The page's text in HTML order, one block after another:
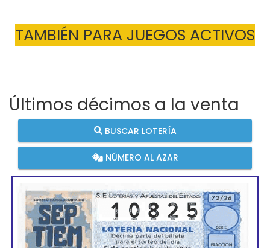
TAMBIÉN PARA JUEGOS ACTIVOS
Últimos décimos a la venta
BUSCAR LOTERÍA
NÚMERO AL AZAR